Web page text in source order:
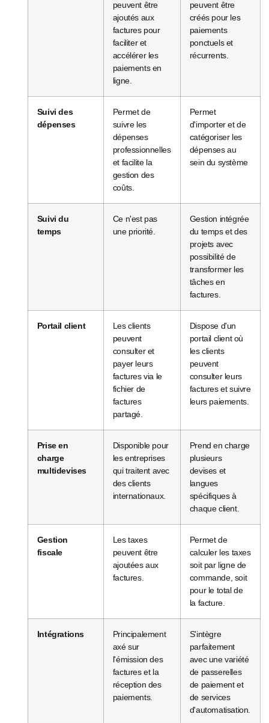
peuvent être
ajoutés aux
factures pour
faciliter et
accélérer les
paiements en
ligne.
peuvent être
créés pour les
paiements
ponctuels et
récurrents.
Suivi des
dépenses
Permet de
suivre les
dépenses
professionnelles
et facilite la
gestion des
coûts.
Permet
d'importer et de
catégoriser les
dépenses au
sein du système
Suivi du
temps
Ce n'est pas
une priorité.
Gestion intégrée
du temps et des
projets avec
possibilité de
transformer les
tâches en
factures.
Portail client
Les clients
peuvent
consulter et
payer leurs
factures via le
fichier de
factures
partagé.
Dispose d'un
portail client où
les clients
peuvent
consulter leurs
factures et suivre
leurs paiements.
Prise en
charge
multidevises
Disponible pour
les entreprises
qui traitent avec
des clients
internationaux.
Prend en charge
plusieurs
devises et
langues
spécifiques à
chaque client.
Gestion
fiscale
Les taxes
peuvent être
ajoutées aux
factures.
Permet de
calculer les taxes
soit par ligne de
commande, soit
pour le total de
la facture.
Intégrations
Principalement
axé sur
l'émission des
factures et la
réception des
paiements.
S'intègre
parfaitement
avec une variété
de passerelles
de paiement et
de services
d'automatisation.